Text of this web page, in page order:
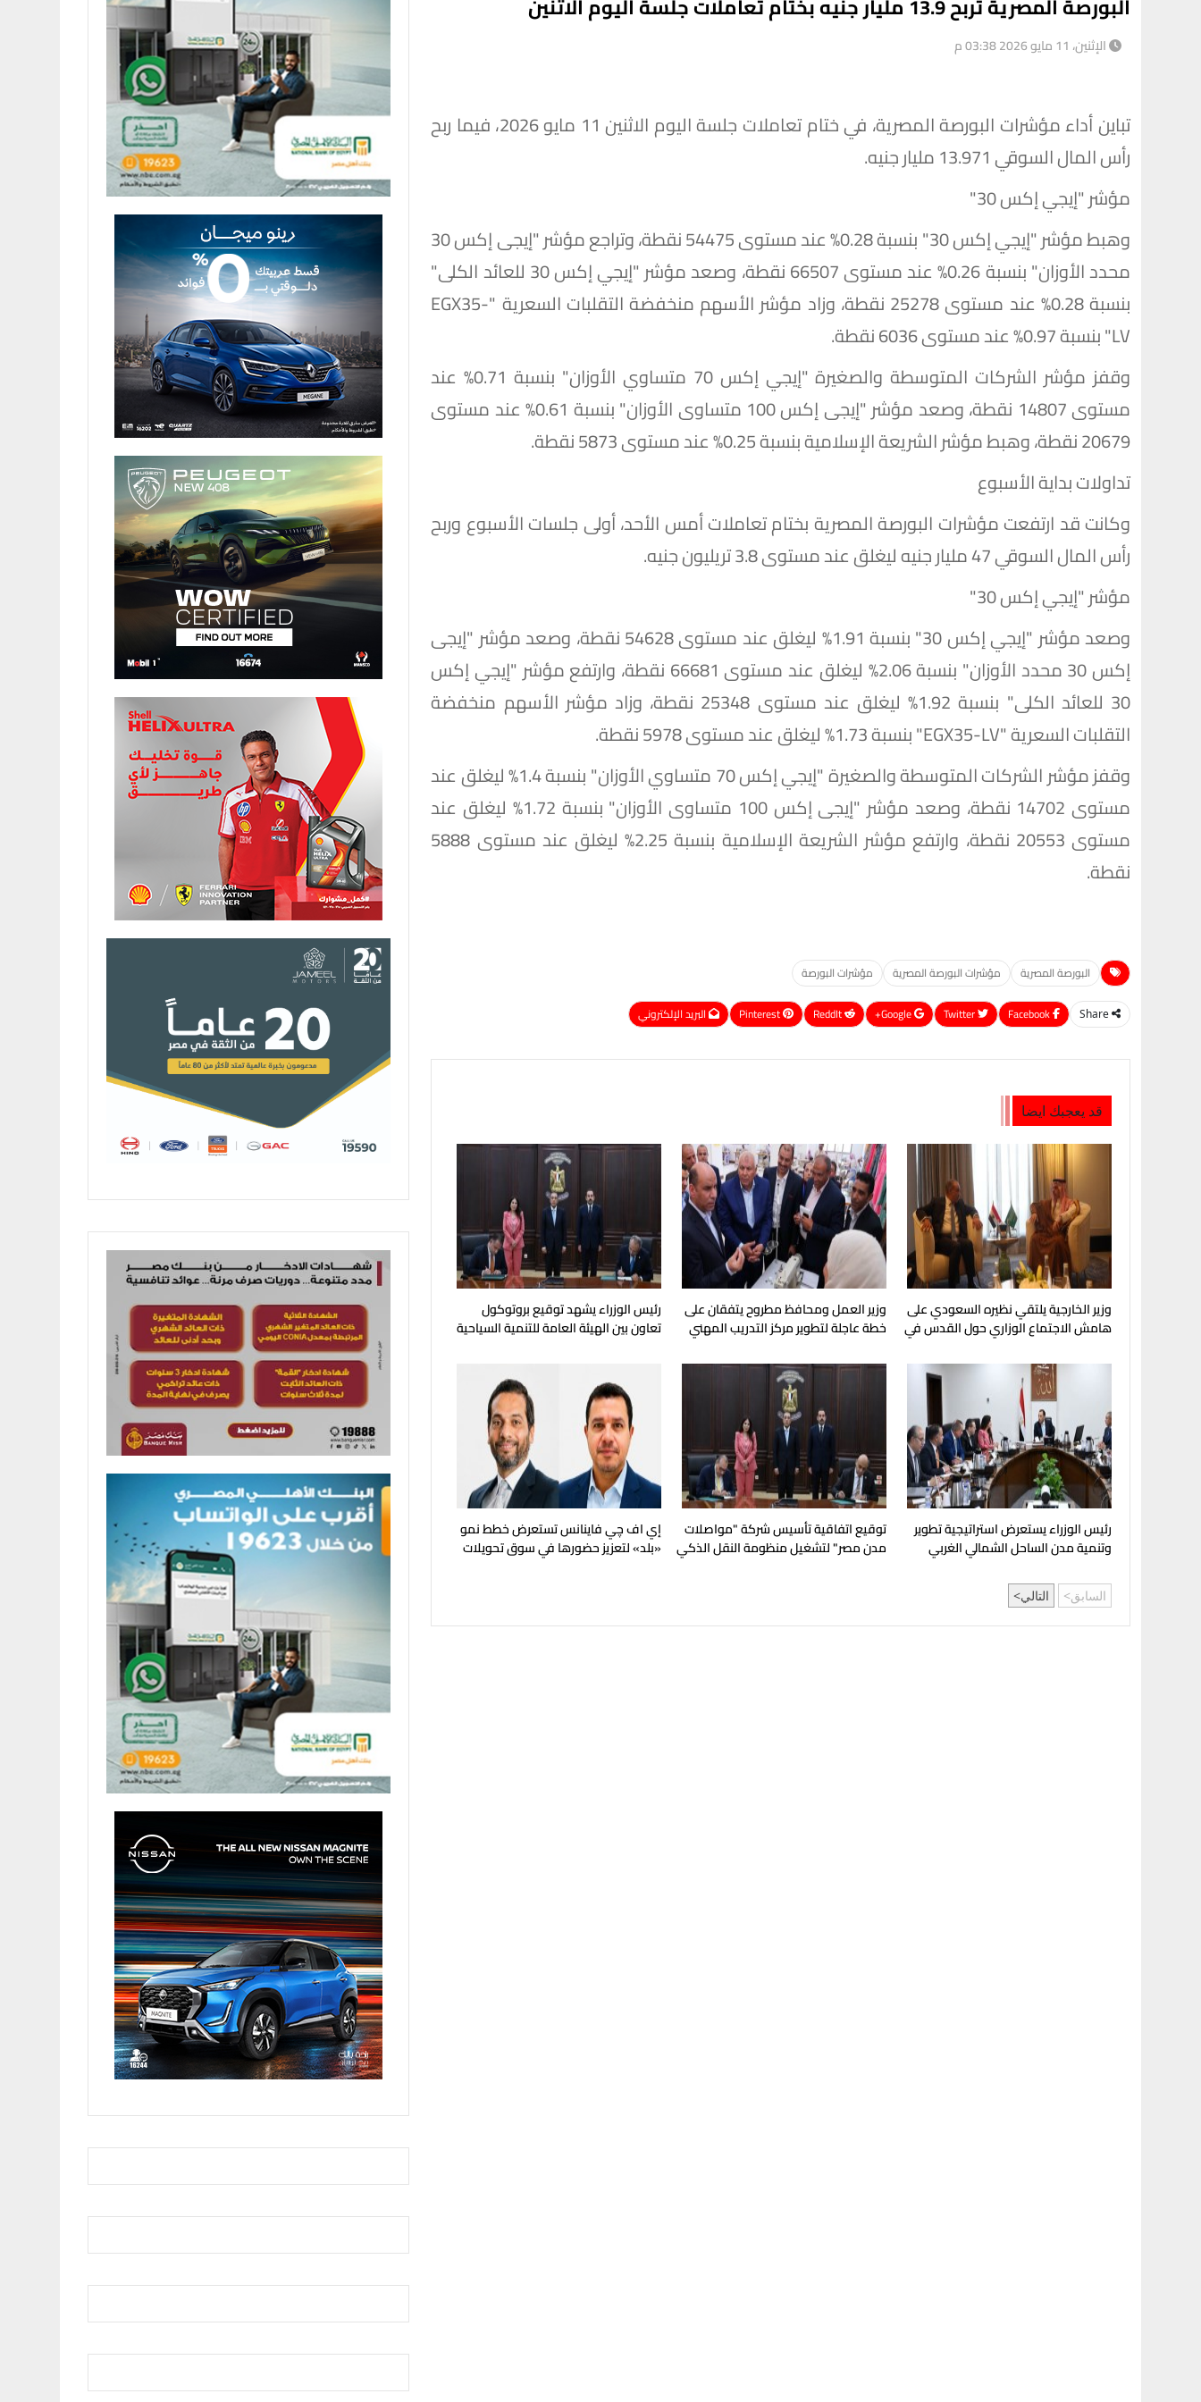
الإثنين، 11 مايو 2026 03:38 م
تباين أداء مؤشرات البورصة المصرية، في ختام تعاملات جلسة اليوم الاثنين 11 مايو 2026، فيما ربح
رأس المال السوقي 13.971 مليار جنيه.
مؤشر "إيجي إكس 30"
وهبط مؤشر "إيجي إكس 30" بنسبة 0.28% عند مستوى 54475 نقطة، وتراجع مؤشر "إيجى إكس 30
محدد الأوزان" بنسبة 0.26% عند مستوى 66507 نقطة، وصعد مؤشر "إيجي إكس 30 للعائد الكلى"
بنسبة 0.28% عند مستوى 25278 نقطة، وزاد مؤشر الأسهم منخفضة التقلبات السعرية "EGX35-
LV" بنسبة 0.97% عند مستوى 6036 نقطة.
وقفز مؤشر الشركات المتوسطة والصغيرة "إيجي إكس 70 متساوي الأوزان" بنسبة 0.71% عند
مستوى 14807 نقطة، وصعد مؤشر "إيجى إكس 100 متساوى الأوزان" بنسبة 0.61% عند مستوى
20679 نقطة، وهبط مؤشر الشريعة الإسلامية بنسبة 0.25% عند مستوى 5873 نقطة.
تداولات بداية الأسبوع
وكانت قد ارتفعت مؤشرات البورصة المصرية بختام تعاملات أمس الأحد، أولى جلسات الأسبوع وربح
رأس المال السوقي 47 مليار جنيه ليغلق عند مستوى 3.8 تريليون جنيه.
مؤشر "إيجي إكس 30"
وصعد مؤشر "إيجي إكس 30" بنسبة 1.91% ليغلق عند مستوى 54628 نقطة، وصعد مؤشر "إيجى
إكس 30 محدد الأوزان" بنسبة 2.06% ليغلق عند مستوى 66681 نقطة، وارتفع مؤشر "إيجي إكس
30 للعائد الكلى" بنسبة 1.92% ليغلق عند مستوى 25348 نقطة، وزاد مؤشر الأسهم منخفضة
التقلبات السعرية "EGX35-LV" بنسبة 1.73% ليغلق عند مستوى 5978 نقطة.
وقفز مؤشر الشركات المتوسطة والصغيرة "إيجي إكس 70 متساوي الأوزان" بنسبة 1.4% ليغلق عند
مستوى 14702 نقطة، وصعد مؤشر "إيجى إكس 100 متساوى الأوزان" بنسبة 1.72% ليغلق عند
مستوى 20553 نقطة، وارتفع مؤشر الشريعة الإسلامية بنسبة 2.25% ليغلق عند مستوى 5888
نقطة.
البورصة المصرية مؤشرات البورصة المصرية مؤشرات البورصة
Share
Google+
ReddIt
Pinterest البريد الإلكتروني
قد يعجبك ايضا
وزير الخارجية يلتقي نظيره السعودي على
هامش الاجتماع الوزاري حول القدس في
وزير العمل ومحافظ مطروح يتفقان على
خطة عاجلة لتطوير مركز التدريب المهني
رئيس الوزراء يشهد توقيع بروتوكول
تعاون بين الهيئة العامة للتنمية السياحية
رئيس الوزراء يستعرض استراتيجية تطوير
وتنمية مدن الساحل الشمالي الغربي
توقيع اتفاقية تأسيس شركة "مواصلات
مدن مصر" لتشغيل منظومة النقل الذكي
إي اف چي فاينانس تستعرض خطط نمو
«بلد» لتعزيز حضورها في سوق تحويلات
السابق التالي